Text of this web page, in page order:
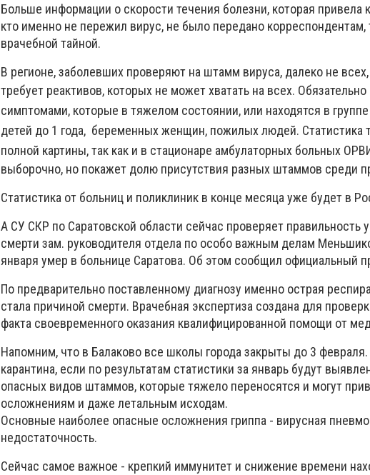
Больше информации о скорости течения болезни, которая привела
кто именно не пережил вирус, не было передано корреспондентам,
врачебной тайной.
В регионе, заболевших проверяют на штамм вируса, далеко не всех,
требует реактивов, которых не может хватать на всех.
симптомами, которые в тяжелом состоянии, или находятся в
детей до 1 года, беременных женщин, пожилых людей. Статистика
полной картины, так как и в стационаре амбулаторных больных
выборочно, но покажет долю присутствия разных штаммов среди
Статистика от больниц и поликлиник в конце месяца уже будет в
А СУ СКР по Саратовской области сейчас проверяет правильность
смерти зам. руководителя отдела по особо важным делам
января умер в больнице Саратова. Об этом сообщил официальный
По предварительно поставленному диагнозу именно острая
стала причиной смерти. Врачебная экспертиза создана для
факта своевременного оказания квалифицированной помощи от
Напомним, что в Балаково все школы города закрыты до 3
карантина, если по результатам статистики за январь будут
опасных видов штаммов, которые тяжело переносятся и могут
осложнениям и даже летальным исходам.
Основные наиболее опасные осложнения гриппа - вирусная
недостаточность.
Сейчас самое важное - крепкий иммунитет и снижение времени